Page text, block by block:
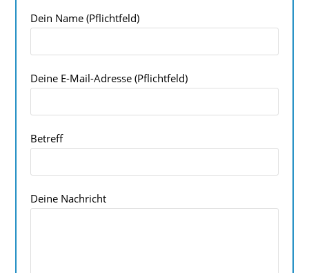
Dein Name (Pflichtfeld)
Deine E-Mail-Adresse (Pflichtfeld)
Betreff
Deine Nachricht